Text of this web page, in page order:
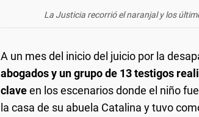
La Justicia recorrió el naranjal y los
A un mes del inicio del juicio por la
abogados y un grupo de 13 testigos
claveen los escenarios donde el niño
la casa de su abuela Catalina y tuvo